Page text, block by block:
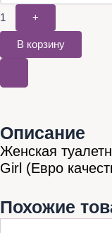
1 +
В корзину
Описание
Женская
Girl (Евро
Похожие